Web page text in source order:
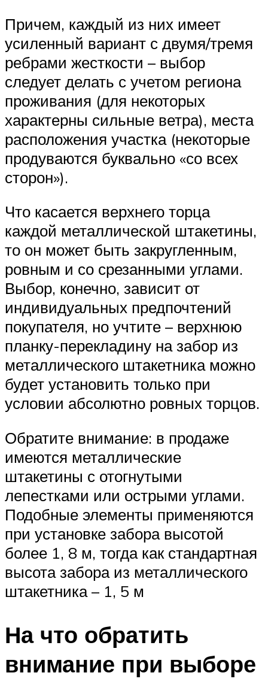
Причем, каждый из них имеет
усиленный вариант с двумя/тремя
ребрами жесткости – выбор
следует делать с учетом региона
проживания (для некоторых
характерны сильные ветра), места
расположения участка (некоторые
продуваются буквально «со всех
сторон»).
Что касается верхнего торца
каждой металлической штакетины,
то он может быть закругленным,
ровным и со срезанными углами.
Выбор, конечно, зависит от
индивидуальных предпочтений
покупателя, но учтите – верхнюю
планку-перекладину на забор из
металлического штакетника можно
будет установить только при
условии абсолютно ровных торцов.
Обратите внимание: в продаже
имеются металлические
штакетины с отогнутыми
лепестками или острыми углами.
Подобные элементы применяются
при установке забора высотой
более 1, 8 м, тогда как стандартная
высота забора из металлического
штакетника – 1, 5 м
На что обратить
внимание при выборе